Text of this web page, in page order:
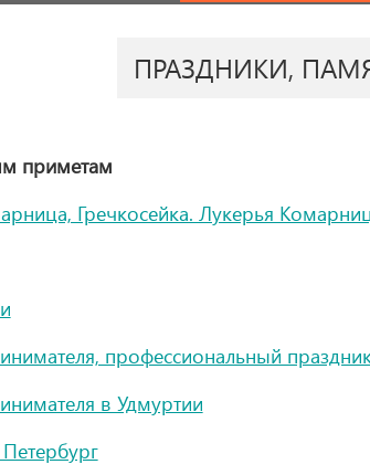
ПРАЗДНИКИ,
приметам
Гречкосейка. Лукерья
профессиональный
в Удмуртии